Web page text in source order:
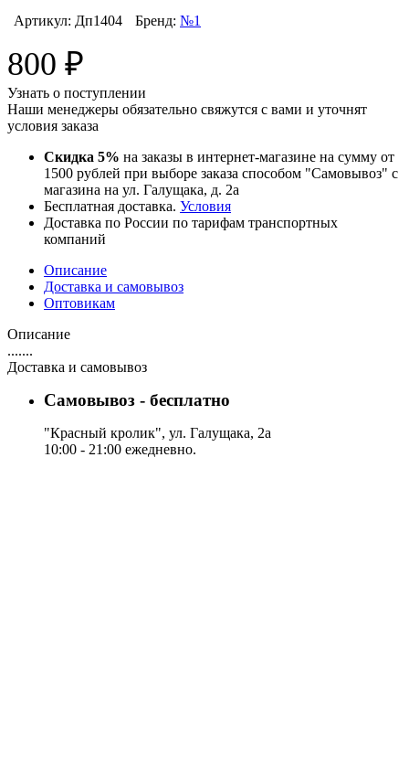
Артикул: Дп1404 Бренд: №1
800 ₽
Узнать о поступлении
Наши менеджеры обязательно свяжутся с вами и уточнят
условия заказа
Скидка 5% на заказы в интернет-магазине на сумму от
1500 рублей при выборе заказа способом "Самовывоз" с
магазина на ул. Галущака, д. 2а
Бесплатная доставка. Условия
Доставка по России по тарифам транспортных
компаний
Описание
Доставка и самовывоз
Оптовикам
Описание
.......
Доставка и самовывоз
Самовывоз - бесплатно
"Красный кролик", ул. Галущака, 2а
10:00 - 21:00 ежедневно.